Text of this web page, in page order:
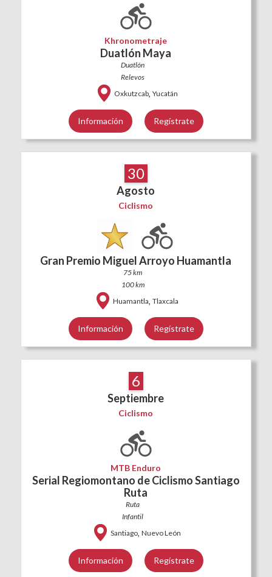
Khronometraje
Duatlón Maya
Duatlón
Relevos
Oxkutzcab, Yucatán
Información Regístrate
30
Agosto
Ciclismo
Gran Premio Miguel Arroyo Huamantla
75 km
100 km
Huamantla, Tlaxcala
Información Regístrate
6
Septiembre
Ciclismo
MTB Enduro
Serial Regiomontano de Ciclismo Santiago
Ruta
Ruta
Infantil
Santiago, Nuevo León
Información Regístrate